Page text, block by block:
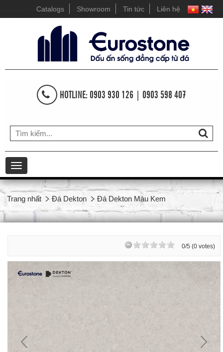
Catalogs Showroom Tin tức Liên hệ
HOTLINE: 0903 930 126 | 0903 598 407
Toggle
navigation
Trang nhất Đá Dekton Đá Dekton Màu Kem
0/5 (0 votes)